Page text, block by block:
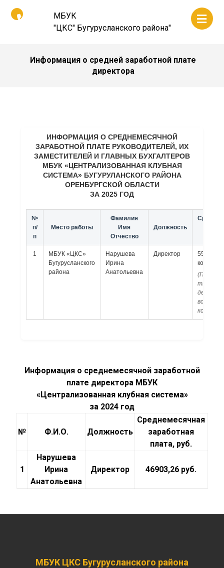
МБУК
"ЦКС" Бугурусланского района"
Информация о средней заработной плате
директора
ИНФОРМАЦИЯ О СРЕДНЕМЕСЯЧНОЙ
ЗАРАБОТНОЙ ПЛАТЕ РУКОВОДИТЕЛЕЙ, ИХ
ЗАМЕСТИТЕЛЕЙ И ГЛАВНЫХ БУХГАЛТЕРОВ
МБУК «ЦЕНТРАЛИЗОВАННАЯ КЛУБНАЯ
СИСТЕМА» БУГУРУЛАНСКОГО РАЙОНА
ОРЕНБУРГСКОЙ ОБЛАСТИ
ЗА 2025 ГОД
№
п/
п
Место работы
Фамилия
Имя
Отчество
Должность
1
МБУК «ЦКС»
Бугурусланского
района
Нарушева
Ирина
Анатольевна
Директор
55 198
коп.
тысяч
восемь
копеек)
Информация о среднемесячной заработной
плате директора МБУК
«Централизованная клубная система»
за 2024 год
№ Ф.И.О. Должность
Среднемесячная
заработная
плата, руб.
1
Нарушева
Ирина
Анатольевна
Директор 46903,26 руб.
МБУК ЦКС Бугурусланского района